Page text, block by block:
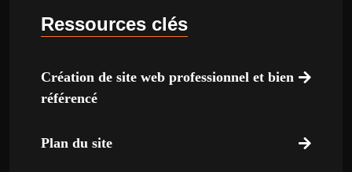
Ressources clés
Création de site web professionnel et bien
référencé
Plan du site